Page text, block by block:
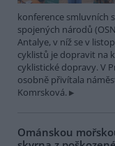
konference smluvních
spojených národů
Antalye, v níž se v
cyklistů je dopravit na
cyklistické dopravy. V
osobně přivítala
Komrsková.
Ománskou